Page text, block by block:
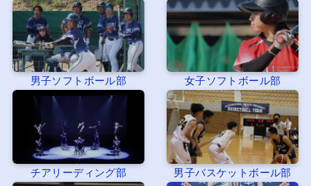
男子ソフトボール部 女子ソフトボール部
チアリーディング部 男子バスケットボール部